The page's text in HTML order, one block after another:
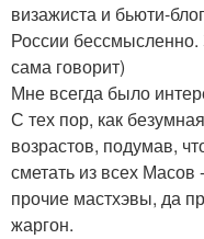
визажиста и бьюти-
России
сама говорит)
Мне всегда было
С тех пор, как
возрастов, подумав,
сметать из всех
прочие мастхэвы, да
жаргон.